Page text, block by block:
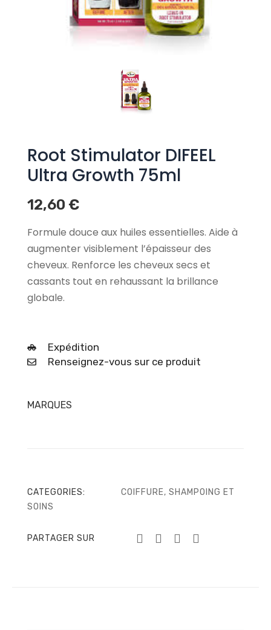
Root Stimulator DIFEEL
Ultra Growth 75ml
12,60 €
Formule douce aux huiles essentielles. Aide à
augmenter visiblement l’épaisseur des
cheveux. Renforce les cheveux secs et
cassants tout en rehaussant la brillance
globale.
Expédition
Renseignez-vous sur ce produit
MARQUES
CATEGORIES: COIFFURE, SHAMPOING ET
SOINS
PARTAGER SUR